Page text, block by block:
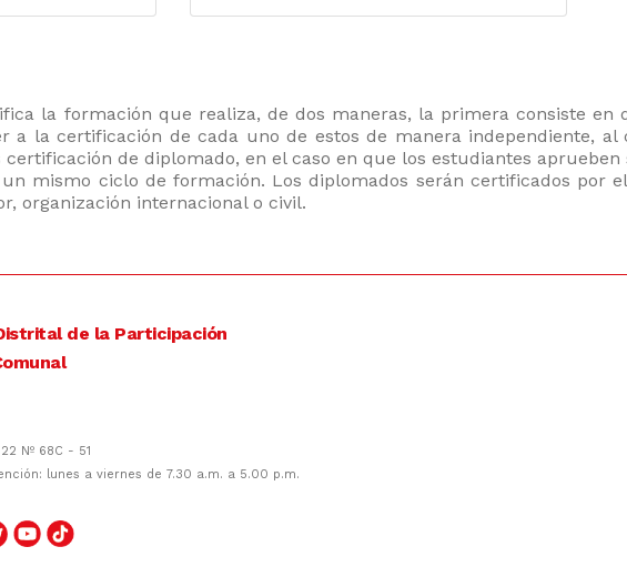
la formación que realiza, de dos maneras, la primera consiste
a la certificación de cada uno de estos de manera independiente,
certificación de diplomado, en el caso en que los estudiantes
mismo ciclo de formación. Los diplomados serán certificados por
organización internacional o civil.
de la Participación
Nº 68C - 51
lunes a viernes de 7.30 a.m. a 5.00 p.m.